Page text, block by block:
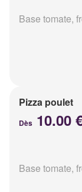
Base tomate,
Pizza poulet
Dès 10.00
Base tomate,